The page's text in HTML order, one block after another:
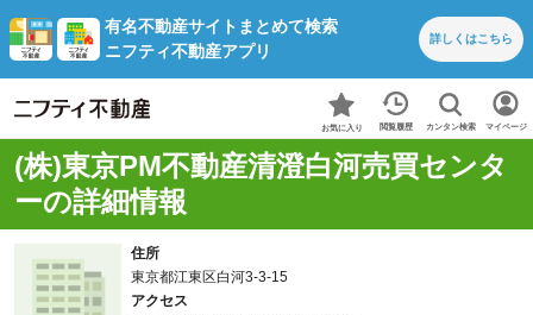
有名不動産サイトまとめて検索
ニフティ不動産アプリ
詳しくはこちら
お気に入り 閲覧履歴 カンタン検索 マイページ
(株)東京PM不動産清澄白河売買センタ
ーの詳細情報
住所
東京都江東区白河3-3-15
アクセス